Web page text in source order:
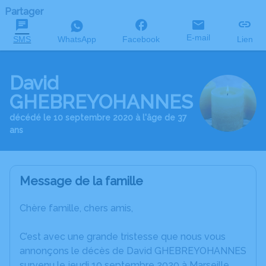
Partager
SMS WhatsApp Facebook E-mail Lien
David
GHEBREYOHANNES
décédé le 10 septembre 2020 à l'âge de 37
ans
Message de la famille
Chère famille, chers amis,
C’est avec une grande tristesse que nous vous
annonçons le décès de David GHEBREYOHANNES